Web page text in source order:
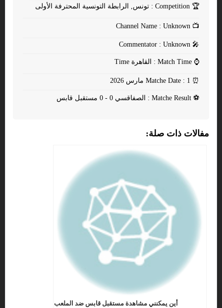
🏆
📺
🎤
⌚
⏰
⚽
مفالات ذات صلة:
أين يمكنني مشاهدة مستقبل قابس ضد الملعب